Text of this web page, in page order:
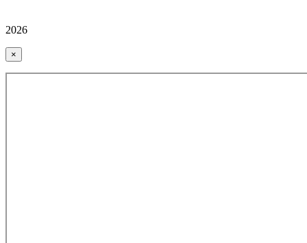
2026
×